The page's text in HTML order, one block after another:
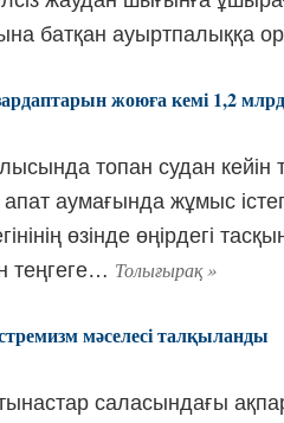
батқан ауыртпалыққа
жоюға кемі 1,2
топан судан кейін
аумағында жұмыс
өзінде өңірдегі
теңгеге… Толығырақ»
мәселесі талқыланды
саласындағы